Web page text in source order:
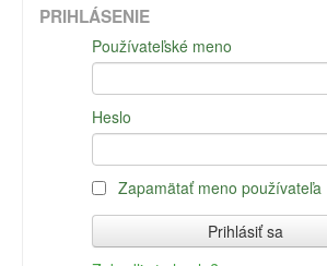
PRIHLÁSENIE
Používateľské meno
Heslo
Zapamätať meno používateľa